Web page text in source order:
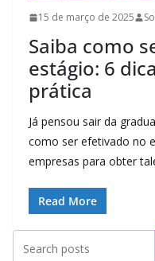
15 de março de 2025
Saiba como
estágio: 6
prática
Já pensou sair da
como ser efetivado no
empresas para obter
Read More